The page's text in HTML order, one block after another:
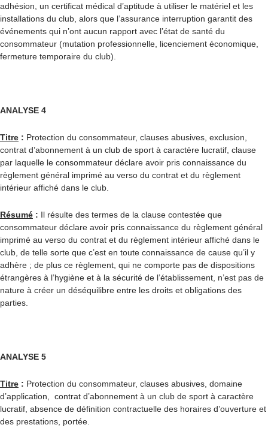
adhésion, un certificat médical d’aptitude à utiliser le matériel et les
installations du club, alors que l’assurance interruption garantit des
événements qui n’ont aucun rapport avec l’état de santé du
consommateur (mutation professionnelle, licenciement économique,
fermeture temporaire du club).
ANALYSE 4
Titre : Protection du consommateur, clauses abusives, exclusion,
contrat d’abonnement à un club de sport à caractère lucratif, clause
par laquelle le consommateur déclare avoir pris connaissance du
règlement général imprimé au verso du contrat et du règlement
intérieur affiché dans le club.
Résumé : Il résulte des termes de la clause contestée que
consommateur déclare avoir pris connaissance du règlement général
imprimé au verso du contrat et du règlement intérieur affiché dans le
club, de telle sorte que c’est en toute connaissance de cause qu’il y
adhère ; de plus ce règlement, qui ne comporte pas de dispositions
étrangères à l’hygiène et à la sécurité de l’établissement, n’est pas de
nature à créer un déséquilibre entre les droits et obligations des
parties.
ANALYSE 5
Titre : Protection du consommateur, clauses abusives, domaine
d’application, contrat d’abonnement à un club de sport à caractère
lucratif, absence de définition contractuelle des horaires d’ouverture et
des prestations, portée.